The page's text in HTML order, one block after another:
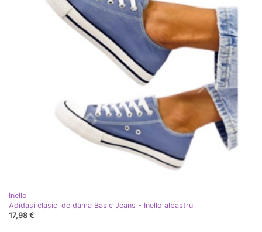
Inello
Adidasi clasici de dama Basic Jeans - Inello albastru
17,98 €